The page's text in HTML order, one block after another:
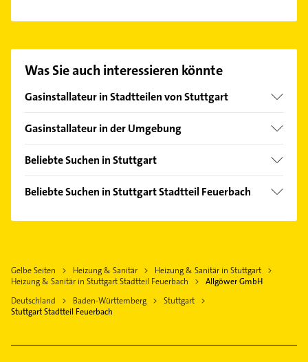
finden Sie alleKontaktdaten.
Was Sie auch interessieren könnte
Gasinstallateur in Stadtteilen von Stuttgart
Bad Cannstatt
Münster
Plieningen
Süd
Gasinstallateur in der Umgebung
Fellbach
Gerlingen
Weinstadt
Bietigheim-Bissingen
Filderstadt
Beliebte Suchen in Stuttgart
Kanalreinigung
Elektroinstallation
Bauunternehmen
Putzfrau
Gebäudereinigung
Beliebte Suchen in Stuttgart Stadtteil Feuerbach
Klempner
Maler
Gelbe Seiten Heizung & Sanitär
Heizung & Sanitär in Stuttgart
Heizung & Sanitär in Stuttgart Stadtteil Feuerbach
Allgöwer GmbH
Deutschland
Baden-Württemberg
Stuttgart
Stuttgart Stadtteil Feuerbach